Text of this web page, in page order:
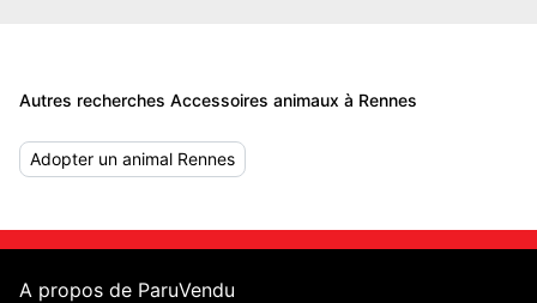
Autres recherches Accessoires animaux à Rennes
Adopter un animal Rennes
A propos de ParuVendu